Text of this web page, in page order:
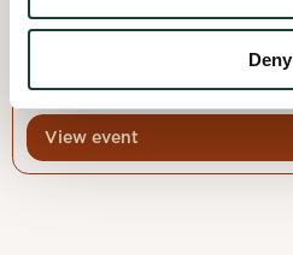
Deny
View event